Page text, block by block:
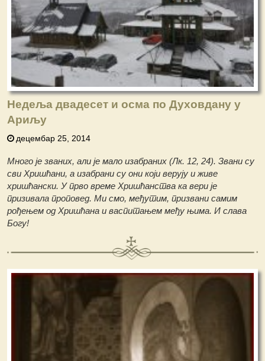
Недеља двадесет и осма по Духовдану у
Ариљу
децембар 25, 2014
Много је званих, али је мало изабраних (Лк. 12, 24). Звани су
сви Хришћани, а изабрани су они који верују и живе
хришћански. У прво време Хришћанства ка вери је
призивала проповед. Ми смо, међутим, призвани самим
рођењем од Хришћана и васпитањем међу њима. И слава
Богу!